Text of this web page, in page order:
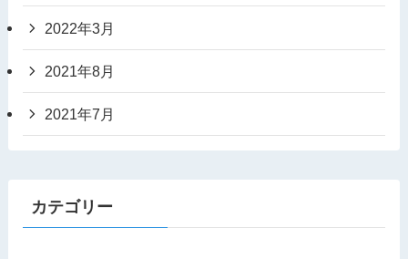
2022年3月
2021年8月
2021年7月
カテゴリー